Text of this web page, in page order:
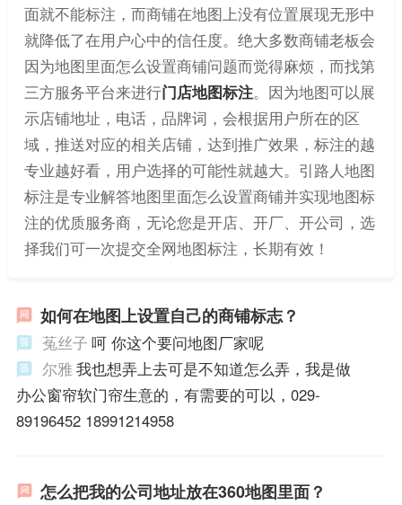
面就不能标注，而商铺在地图上没有位置展现无形中
就降低了在用户心中的信任度。绝大多数商铺老板会
因为地图里面怎么设置商铺问题而觉得麻烦，而找第
三方服务平台来进行门店地图标注。因为地图可以展
示店铺地址，电话，品牌词，会根据用户所在的区
域，推送对应的相关店铺，达到推广效果，标注的越
专业越好看，用户选择的可能性就越大。引路人地图
标注是专业解答地图里面怎么设置商铺并实现地图标
注的优质服务商，无论您是开店、开厂、开公司，选
择我们可一次提交全网地图标注，长期有效！
如何在地图上设置自己的商铺标志？
菟丝子 呵 你这个要问地图厂家呢
尔雅我也想弄上去可是不知道怎么弄，我是做
办公窗帘软门帘生意的，有需要的可以，029-
89196452 18991214958
怎么把我的公司地址放在360地图里面？